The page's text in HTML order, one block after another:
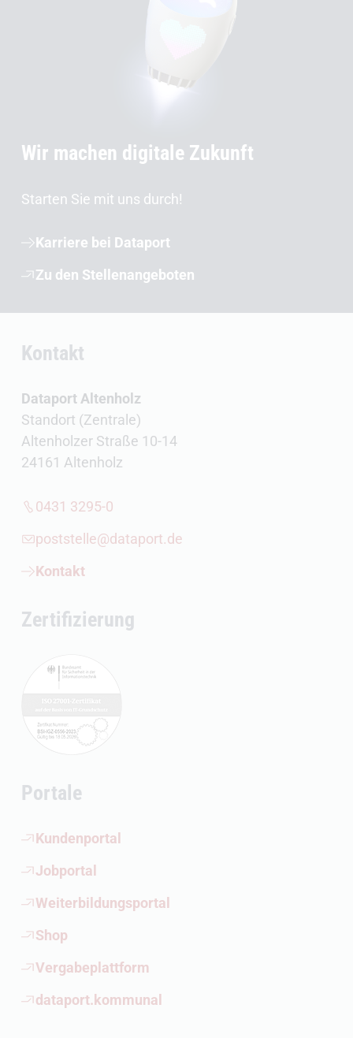
Wir machen digitale Zukunft
Starten Sie mit uns durch!
Karriere bei Dataport
Zu den Stellenangeboten
Kontakt
Dataport Altenholz
Standort (Zentrale)
Altenholzer Straße 10-14
24161 Altenholz
0431 3295-0
poststelle@dataport.de
Kontakt
Zertifizierung
Portale
Kundenportal
(Öffnet externen Link)
Jobportal
(Öffnet externen Link)
Weiterbildungsportal
(Öffnet externen Link)
Shop
(Öffnet externen Link)
Vergabeplattform
(Öffnet externen Link)
dataport.kommunal
(Öffnet externen Link)